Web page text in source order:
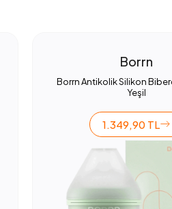
Borrn
Borrn Antikolik Silikon
Yeşil
1.349,90 TL